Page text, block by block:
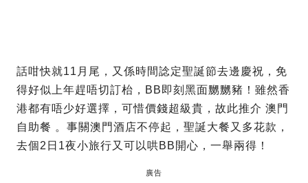
話咁快就11月尾，又係時間諗定聖誕節去邊慶祝，免
得好似上年趕唔切訂枱，BB即刻黑面嬲嬲豬！雖然香
港都有唔少好選擇，可惜價錢超級貴，故此推介 澳門
自助餐 。事關澳門酒店不停起，聖誕大餐又多花款，
去個2日1夜小旅行又可以哄BB開心，一舉兩得！
廣告